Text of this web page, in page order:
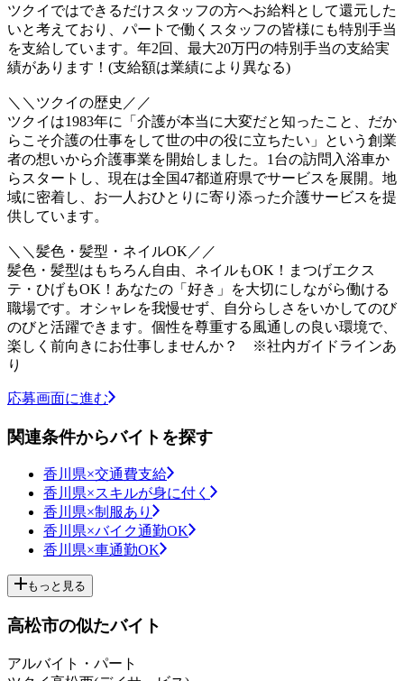
ツクイではできるだけスタッフの方へお給料として還元した
いと考えており、パートで働くスタッフの皆様にも特別手当
を支給しています。年2回、最大20万円の特別手当の支給実
績があります！(支給額は業績により異なる)
＼＼ツクイの歴史／／
ツクイは1983年に「介護が本当に大変だと知ったこと、だか
らこそ介護の仕事をして世の中の役に立ちたい」という創業
者の想いから介護事業を開始しました。1台の訪問入浴車か
らスタートし、現在は全国47都道府県でサービスを展開。地
域に密着し、お一人おひとりに寄り添った介護サービスを提
供しています。
＼＼髪色・髪型・ネイルOK／／
髪色・髪型はもちろん自由、ネイルもOK！まつげエクス
テ・ひげもOK！あなたの「好き」を大切にしながら働ける
職場です。オシャレを我慢せず、自分らしさをいかしてのび
のびと活躍できます。個性を尊重する風通しの良い環境で、
楽しく前向きにお仕事しませんか？ ※社内ガイドラインあ
り
応募画面に進む
関連条件からバイトを探す
香川県×交通費支給
香川県×スキルが身に付く
香川県×制服あり
香川県×バイク通勤OK
香川県×車通勤OK
もっと見る
高松市の似たバイト
アルバイト・パート